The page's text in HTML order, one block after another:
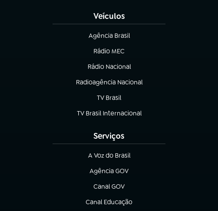
Veículos
Agência Brasil
(abre em nova aba)
Rádio MEC
Rádio Nacional
(abre em nova aba)
Radioagência Nacional
(abre em nova aba)
TV Brasil
(abre em nova aba)
TV Brasil Internacional
(abre em nova aba)
Serviços
A Voz do Brasil
(abre em nova aba)
Agência GOV
(abre em nova aba)
Canal GOV
(abre em nova aba)
Canal Educação
(abre em nova aba)